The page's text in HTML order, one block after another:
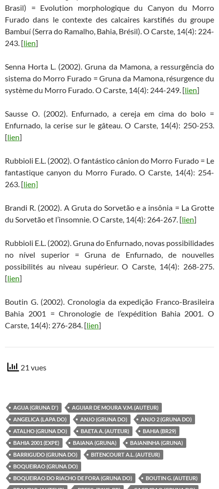
Brasil) = Evolution morphologique du Canyon du Morro
Furado dans le contexte des calcaires karstifiés du groupe
Bambuí (Serra do Ramalho, Bahia, Brésil). O Carste, 14(4): 224-
243. [lien]
Senna Horta L. (2002). Gruna da Mamona, a ressurgência do
sistema do Morro Furado = Gruna da Mamona, résurgence du
système du Morro Furado. O Carste, 14(4): 244-249. [lien]
Sausse O. (2002). Enfurnado, a cereja em cima do bolo =
Enfurnado, la cerise sur le gâteau. O Carste, 14(4): 250-253.
[lien]
Rubbioli E.L. (2002). O fantástico cânion do Morro Furado = Le
fantastique canyon du Morro Furado. O Carste, 14(4): 254-
263. [lien]
Brandi R. (2002). A Gruta do Sorvetão e a insônia = La Grotte
du Sorvetão et l’insomnie. O Carste, 14(4): 264-267. [lien]
Rubbioli E.L. (2002). Gruna do Enfurnado, novas possibilidades
no nível superior = Gruna de Enfurnado, de nouvelles
possibilités au niveau supérieur. O Carste, 14(4): 268-275.
[lien]
Boutin G. (2002). Cronologia da expedição Franco-Brasileira
Bahia 2001 = Chronologie de l’expédition Bahia 2001. O
Carste, 14(4): 276-284. [lien]
21 vues
AGUA (GRUNA D')
AGUIAR DE MOURA V.M. (AUTEUR)
ANGELICA (LAPA DO)
ANJO (GRUNA DO)
ANJO 2 (GRUNA DO)
ATALHO (GRUNA DO)
BAETA A. (AUTEUR)
BAHIA (BR29)
BAHIA 2001 (EXPE)
BAIANA (GRUNA)
BAIANINHA (GRUNA)
BARRIGUDO (GRUNA DO)
BITENCOURT A.L. (AUTEUR)
BOQUEIRAO (GRUNA DO)
BOQUEIRAO DO RIACHO DE FORA (GRUNA DO)
BOUTIN G. (AUTEUR)